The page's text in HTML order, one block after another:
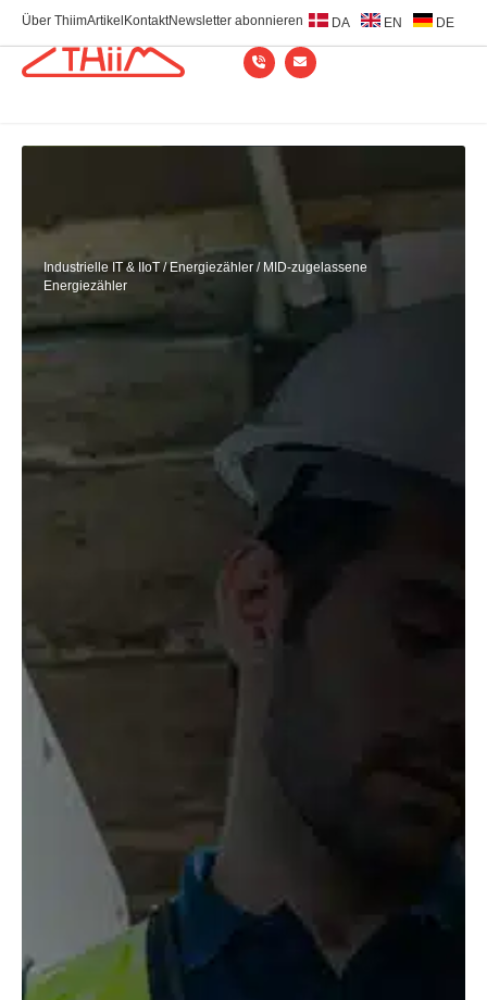
Über ThiimArtikel KontaktNewsletter abonnieren DA EN DE
Industrielle IT & IIoT/Energiezähler / MID-zugelassene
Energiezähler